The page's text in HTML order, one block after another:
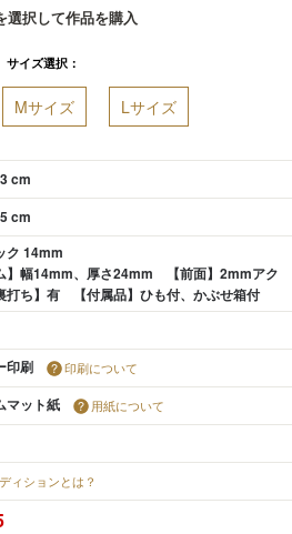
選択して作品を購入
サイズ選択：
Mサイズ Lサイズ
cm
cm
ク 14mm
】幅14mm、厚さ24mm 【前面】2mmアク
ち】有 【付属品】ひも付、かぶせ箱付
印刷 印刷について
マット紙 用紙について
ィションとは？